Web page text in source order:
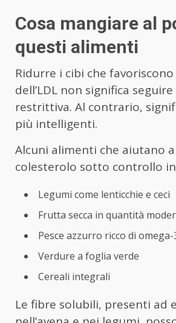
Cosa mangiare al
questi alimenti
Ridurre i cibi che favoriscono
dell’LDL non significa
restrittiva. Al contrario,
più intelligenti.
Alcuni alimenti che aiutano
colesterolo sotto controllo
Legumi come lenticchie e ceci
Frutta secca in quantità
Pesce azzurro ricco di omega-
Verdure a foglia verde
Cereali integrali
Le fibre solubili, presenti ad